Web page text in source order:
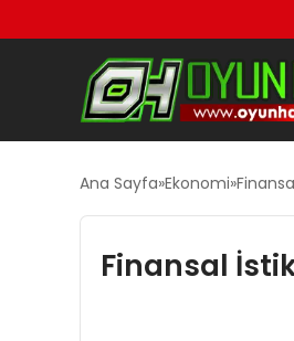
Ana Sayfa Ekonomi
Finansal